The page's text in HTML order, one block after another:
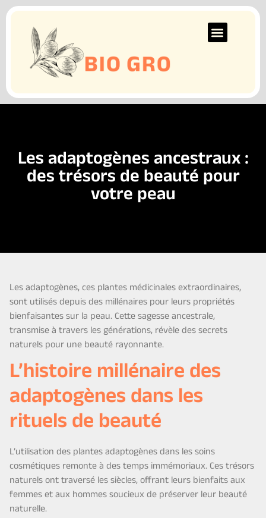
Les adaptogènes ancestraux :
des trésors de beauté pour
votre peau
Les adaptogènes, ces plantes médicinales extraordinaires,
sont utilisés depuis des millénaires pour leurs propriétés
bienfaisantes sur la peau. Cette sagesse ancestrale,
transmise à travers les générations, révèle des secrets
naturels pour une beauté rayonnante.
L’histoire millénaire des
adaptogènes dans les
rituels de beauté
L’utilisation des plantes adaptogènes dans les soins
cosmétiques remonte à des temps immémoriaux. Ces trésors
naturels ont traversé les siècles, offrant leurs bienfaits aux
femmes et aux hommes soucieux de préserver leur beauté
naturelle.